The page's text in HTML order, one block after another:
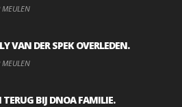
MEULEN
VAN DER SPEK OVERLEDEN.
MEULEN
BIJ DNOA FAMILIE.